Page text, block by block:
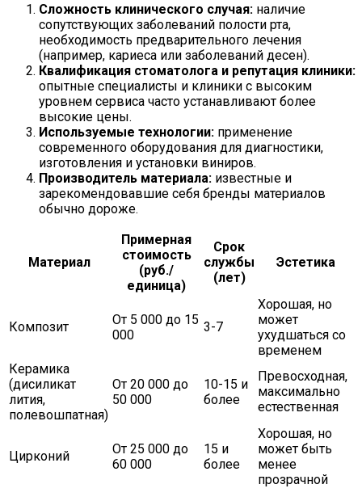
Сложность клинического случая: наличие
сопутствующих заболеваний полости рта,
необходимость предварительного лечения
(например, кариеса или заболеваний десен).
Квалификация стоматолога и репутация клиники:
опытные специалисты и клиники с высоким
уровнем сервиса часто устанавливают более
высокие цены.
Используемые технологии: применение
современного оборудования для диагностики,
изготовления и установки виниров.
Производитель материала: известные и
зарекомендовавшие себя бренды материалов
обычно дороже.
Материал
Примерная
стоимость
(руб./
единица)
Срок
службы
(лет)
Эстетика
Композит
От 5 000 до 15
000
3-7
Хорошая, но
может
ухудшаться со
временем
Керамика
(дисиликат
лития,
полевошпатная)
От 20 000 до
50 000
10-15 и
более
Превосходная,
максимально
естественная
Цирконий
От 25 000 до
60 000
15 и
более
Хорошая, но
может быть
менее
прозрачной